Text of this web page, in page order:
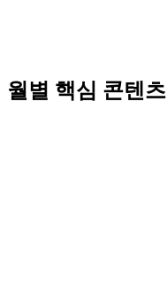
월별 핵심 콘텐츠